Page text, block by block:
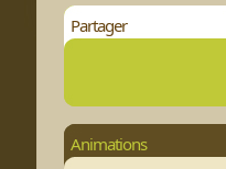
Partager
Animations